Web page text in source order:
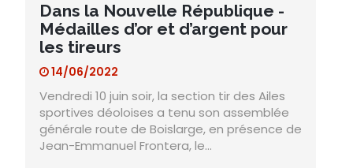
Dans la Nouvelle République -
Médailles d’or et d’argent pour
les tireurs
14/06/2022
Vendredi 10 juin soir, la section tir des Ailes
sportives déoloises a tenu son assemblée
générale route de Boislarge, en présence de
Jean-Emmanuel Frontera, le…